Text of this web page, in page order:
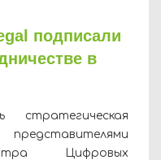
подписали
в
Цифровых